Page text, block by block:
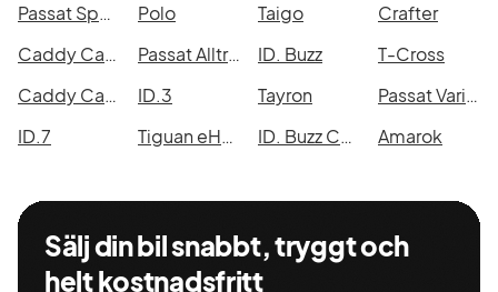
Passat Sportscombi
Polo Taigo
Crafter
Caddy Cargo Maxi
Passat Alltrack ID. Buzz
T-Cross
Caddy Cargo
ID.3 Tayron
Passat Variant eHybrid
ID.7
Tiguan eHybrid ID. Buzz Cargo Amarok
Sälj din bil snabbt, tryggt och
helt kostnadsfritt